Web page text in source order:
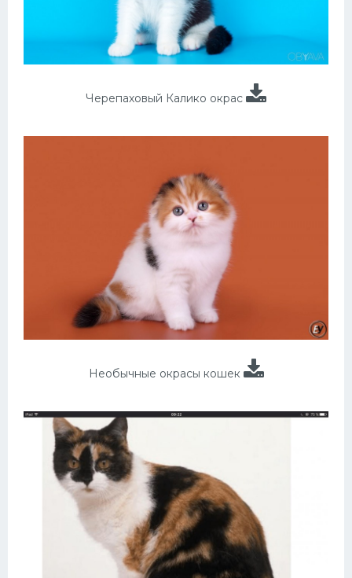
Черепаховый Калико окрас
Необычные окрасы кошек